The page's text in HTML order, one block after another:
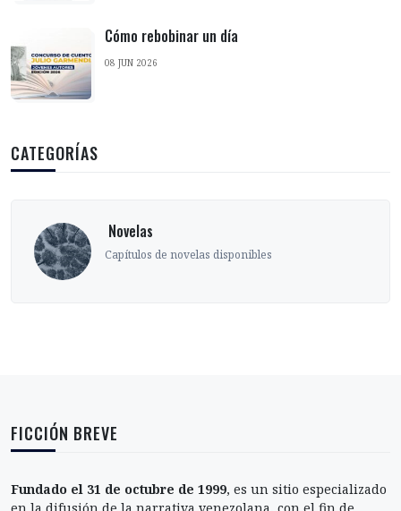
Cómo rebobinar un día
08 JUN 2026
CATEGORÍAS
‎ Novelas
Capítulos de novelas disponibles
FICCIÓN BREVE
Fundado el 31 de octubre de 1999, es un sitio especializado